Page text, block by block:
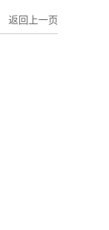
返回上一页